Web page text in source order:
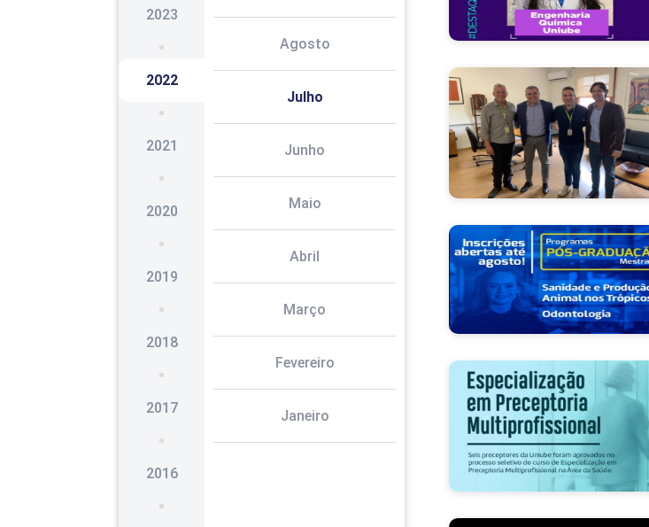
2023
2022
2021
2020
2019
2018
2017
2016
Agosto
Julho
Junho
Maio
Abril
Março
Fevereiro
Janeiro